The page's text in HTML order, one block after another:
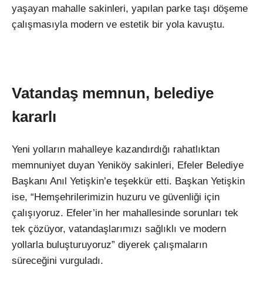
yaşayan mahalle sakinleri, yapılan parke taşı döşeme
çal ışmasıyla modern ve estetik bir yola kavuştu.
Vatandaş memnun, belediye
kararlı
Yeni yolların mahalleye kazandırdığı rahatlıktan
memnuniyet duyan Yeniköy sakinleri, Efeler Belediye
Başkanı Anıl Yetişkin’e teşekkür etti. Başkan Yetişkin
ise, “Hemşehrilerimizin huzuru ve güvenliği için
çalışıyoruz. Efeler’in her mahallesinde sorunları tek
tek çözüyor, vatandaşlarımızı sağlıklı ve modern
yollarla buluşturuyoruz” diyerek çalışmaların
süreceğini vurguladı.